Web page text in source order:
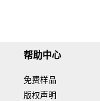
帮助中心
免费样品
版权声明